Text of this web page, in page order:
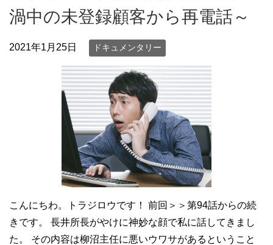
渦中の未登録顧客から再電話～
2021年1月25日 ドキュメンタリー
こんにちわ。トラジロウです！ 前回＞＞第94話からの続
きです。 長井所長がやけに神妙な顔で私に話してきまし
た。 その内容は柳沼主任に悪いウワサがあるということ